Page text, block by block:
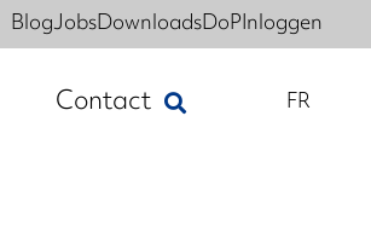
BlogJobsDownloadsDoPInloggen
Contact FR